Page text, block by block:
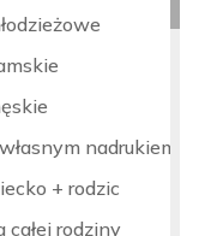
nadrukiem
+ rodzic
całej rodziny